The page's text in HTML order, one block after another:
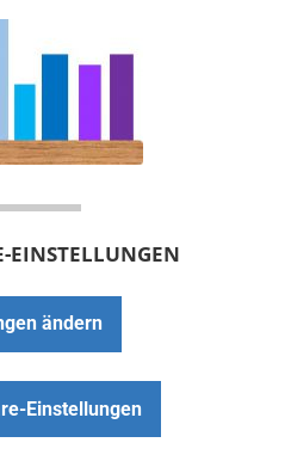
EINSTELLUNGEN
ändern
Einstellungen